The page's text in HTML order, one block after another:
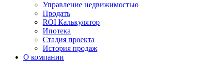
Управление недвижимостью
Продать
ROI Калькулятор
Ипотека
Стадия проекта
История продаж
О компании